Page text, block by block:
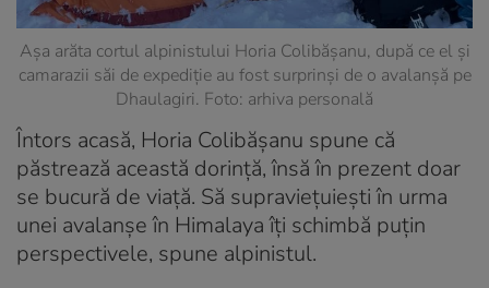
Așa arăta cortul alpinistului Horia Colibășanu, după ce el și
camarazii săi de expediție au fost surprinși de o avalanșă pe
Dhaulagiri. Foto: arhiva personală
Întors acasă, Horia Colibășanu spune că
păstrează această dorință, însă în prezent doar
se bucură de viață. Să supraviețuiești în urma
unei avalanșe în Himalaya îți schimbă puțin
perspectivele, spune alpinistul.